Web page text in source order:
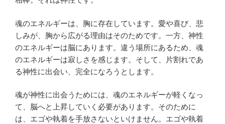
魂のエネルギーは、胸に存在しています。愛や喜び、悲
しみが、胸から広がる理由はそのためです。一方、神性
のエネルギーは脳にあります。違う場所にあるため、魂
のエネルギーは寂しさを感じます。そして、片割れであ
る神性に出会い、完全になろうとします。
魂が神性に出会うためには、魂のエネルギーが軽くなっ
て、脳へと上昇していく必要があります。そのために
は、エゴや執着を手放さないといけません。エゴや執着